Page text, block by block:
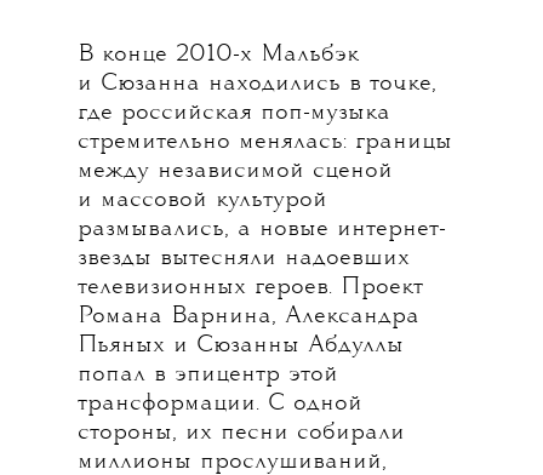
В конце 2010-х Мальбэк
и Сюзанна находились в точке,
где российская поп-музыка
стремительно менялась: границы
между независимой сценой
и массовой культурой
размывались, а новые интернет-
звезды вытесняли надоевших
телевизионных героев. Проект
Романа Варнина, Александра
Пьяных и Сюзанны Абдуллы
попал в эпицентр этой
трансформации. С одной
стороны, их песни собирали
миллионы прослушиваний,